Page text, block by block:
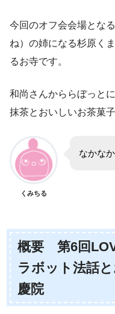
今回のオフ会会場とな
ね）の姉になる杉原く
るお寺です。
和尚さんかららぼっと
抹茶とおいしいお茶菓
くみちる
なかな
概要 第6回
ラボット法話
慶院